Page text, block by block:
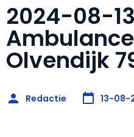
2024-08-
Olvendijk
Redactie 13-08-